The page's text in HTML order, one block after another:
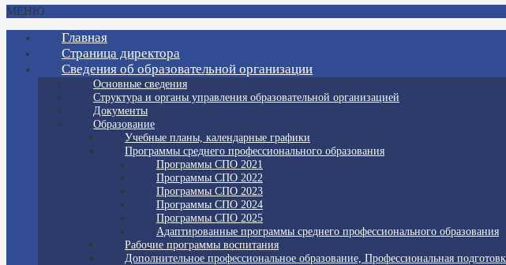
МЕНЮ
Главная
Страница директора
Сведения об образовательной организации
Основные сведения
Структура и органы управления образовательной организацией
Документы
Образование
Учебные планы, календарные графики
Программы среднего профессионального образования
Программы СПО 2021
Программы СПО 2022
Программы СПО 2023
Программы СПО 2024
Программы СПО 2025
Адаптированные программы среднего профессионального образования
Рабочие программы воспитания
Дополнительное профессиональное образование, Профессиональная